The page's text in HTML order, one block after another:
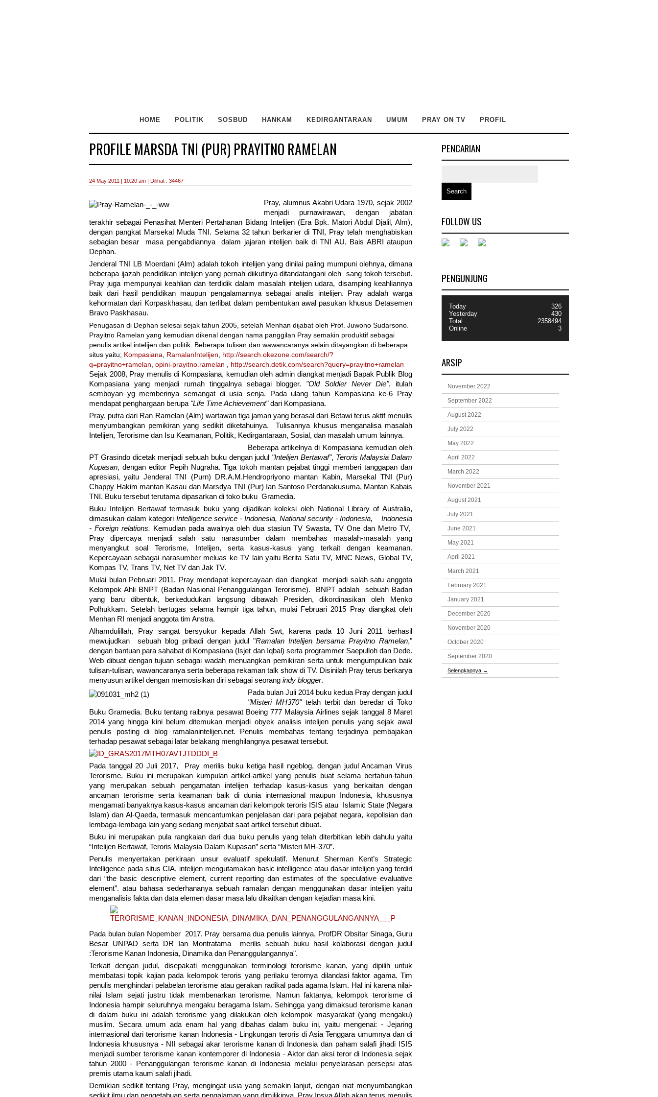
HOME POLITIK SOSBUD HANKAM KEDIRGANTARAAN UMUM PRAY ON TV PROFIL
PROFILE MARSDA TNI (PUR) PRAYITNO RAMELAN
24 May 2011 | 10:20 am | Dilihat : 34467
Pray, alumnus Akabri Udara 1970, sejak 2002
menjadi purnawirawan, dengan jabatan
terakhir sebagai Penasihat Menteri Pertahanan Bidang Intelijen (Era Bpk. Matori Abdul Djalil, Alm),
dengan pangkat Marsekal Muda TNI. Selama 32 tahun berkarier di TNI, Pray telah menghabiskan
sebagian besar masa pengabdiannya dalam jajaran intelijen baik di TNI AU, Bais ABRI ataupun
Dephan.
Jenderal TNI LB Moerdani (Alm) adalah tokoh intelijen yang dinilai paling mumpuni olehnya, dimana
beberapa ijazah pendidikan intelijen yang pernah diikutinya ditandatangani oleh sang tokoh tersebut.
Pray juga mempunyai keahlian dan terdidik dalam masalah intelijen udara, disamping keahliannya
baik dari hasil pendidikan maupun pengalamannya sebagai analis intelijen. Pray adalah warga
kehormatan dari Korpaskhasau, dan terlibat dalam pembentukan awal pasukan khusus Detasemen
Bravo Paskhasau.
Penugasan di Dephan selesai sejak tahun 2005, setelah Menhan dijabat oleh Prof. Juwono Sudarsono.
Prayitno Ramelan yang kemudian dikenal dengan nama panggilan Pray semakin produktif sebagai
penulis artikel intelijen dan politik. Beberapa tulisan dan wawancaranya selain ditayangkan di beberapa
situs yaitu; Kompasiana, RamalanIntelijen, http://search.okezone.com/search/?
q=prayitno+ramelan, opini-prayitno.ramelan , http://search.detik.com/search?query=prayitno+ramelan
Sejak 2008, Pray menulis di Kompasiana, kemudian oleh admin diangkat menjadi Bapak Publik Blog
Kompasiana yang menjadi rumah tinggalnya sebagai blogger. "Old Soldier Never Die", itulah
semboyan yg memberinya semangat di usia senja. Pada ulang tahun Kompasiana ke-6 Pray
mendapat penghargaan berupa "Life Time Achievement"dari Kompasiana.
Pray, putra dari Ran Ramelan (Alm) wartawan tiga jaman yang berasal dari Betawi terus aktif menulis
menyumbangkan pemikiran yang sedikit diketahuinya. Tulisannya khusus menganalisa masalah
Intelijen, Terorisme dan Isu Keamanan, Politik, Kedirgantaraan, Sosial, dan masalah umum lainnya.
Beberapa artikelnya di Kompasiana kemudian oleh
PT Grasindo dicetak menjadi sebuah buku dengan judul "Intelijen Bertawaf", Teroris Malaysia Dalam
Kupasan, dengan editor Pepih Nugraha. Tiga tokoh mantan pejabat tinggi memberi tanggapan dan
apresiasi, yaitu Jenderal TNI (Purn) DR.A.M.Hendropriyono mantan Kabin, Marsekal TNI (Pur)
Chappy Hakim mantan Kasau dan Marsdya TNI (Pur) Ian Santoso Perdanakusuma, Mantan Kabais
TNI. Buku tersebut terutama dipasarkan di toko buku Gramedia.
Buku Intelijen Bertawaf termasuk buku yang dijadikan koleksi oleh National Library of Australia,
dimasukan dalam kategori Intelligence service - Indonesia, National security - Indonesia, Indonesia
- Foreign relations. Kemudian pada awalnya oleh dua stasiun TV Swasta, TV One dan Metro TV,
Pray dipercaya menjadi salah satu narasumber dalam membahas masalah-masalah yang
menyangkut soal Terorisme, Intelijen, serta kasus-kasus yang terkait dengan keamanan.
Kepercayaan sebagai narasumber meluas ke TV lain yaitu Berita Satu TV, MNC News, Global TV,
Kompas TV, Trans TV, Net TV dan Jak TV.
Mulai bulan Pebruari 2011, Pray mendapat kepercayaan dan diangkat menjadi salah satu anggota
Kelompok Ahli BNPT (Badan Nasional Penanggulangan Terorisme). BNPT adalah sebuah Badan
yang baru dibentuk, berkedudukan langsung dibawah Presiden, dikordinasikan oleh Menko
Polhukkam. Setelah bertugas selama hampir tiga tahun, mulai Februari 2015 Pray diangkat oleh
Menhan RI menjadi anggota tim Anstra.
Alhamdulillah, Pray sangat bersyukur kepada Allah Swt, karena pada 10 Juni 2011 berhasil
mewujudkan sebuah blog pribadi dengan judul "Ramalan Intelijen bersama Prayitno Ramelan,"
dengan bantuan para sahabat di Kompasiana (Isjet dan Iqbal) serta programmer Saepulloh dan Dede.
Web dibuat dengan tujuan sebagai wadah menuangkan pemikiran serta untuk mengumpulkan baik
tulisan-tulisan, wawancaranya serta beberapa rekaman talk show di TV. Disinilah Pray terus berkarya
menyusun artikel dengan memosisikan diri sebagai seorang indy blogger.
Pada bulan Juli 2014 buku kedua Pray dengan judul
"Misteri MH370"telah terbit dan beredar di Toko
Buku Gramedia. Buku tentang raibnya pesawat Boeing 777 Malaysia Airlines sejak tanggal 8 Maret
2014 yang hingga kini belum ditemukan menjadi obyek analisis intelijen penulis yang sejak awal
penulis posting di blog ramalanintelijen.net. Penulis membahas tentang terjadinya pembajakan
terhadap pesawat sebagai latar belakang menghilangnya pesawat tersebut.
Pada tanggal 20 Juli 2017, Pray merilis buku ketiga hasil ngeblog, dengan judul Ancaman Virus
Terorisme. Buku ini merupakan kumpulan artikel-artikel yang penulis buat selama bertahun-tahun
yang merupakan sebuah pengamatan intelijen terhadap kasus-kasus yang berkaitan dengan
ancaman terorisme serta keamanan baik di dunia internasional maupun Indonesia, khususnya
mengamati banyaknya kasus-kasus ancaman dari kelompok teroris ISIS atau Islamic State (Negara
Islam) dan Al-Qaeda, termasuk mencantumkan penjelasan dari para pejabat negara, kepolisian dan
lembaga-lembaga lain yang sedang menjabat saat artikel tersebut dibuat.
Buku ini merupakan pula rangkaian dari dua buku penulis yang telah diterbitkan lebih dahulu yaitu
“Intelijen Bertawaf, Teroris Malaysia Dalam Kupasan” serta “Misteri MH-370”.
Penulis menyertakan perkiraan unsur evaluatif spekulatif. Menurut Sherman Kent’s Strategic
Intelligence pada situs CIA, intelijen mengutamakan basic intelligence atau dasar intelijen yang terdiri
dari “the basic descriptive element, current reporting dan estimates of the speculative evaluative
element”. atau bahasa sederhananya sebuah ramalan dengan menggunakan dasar intelijen yaitu
menganalisis fakta dan data elemen dasar masa lalu dikaitkan dengan kejadian masa kini.
Pada bulan bulan Nopember 2017, Pray bersama dua penulis lainnya, ProfDR Obsitar Sinaga, Guru
Besar UNPAD serta DR Ian Montratama merilis sebuah buku hasil kolaborasi dengan judul
:Terorisme Kanan Indonesia, Dinamika dan Penanggulangannya".
Terkait dengan judul, disepakati menggunakan terminologi terorisme kanan, yang dipilih untuk
membatasi topik kajian pada kelompok teroris yang perilaku terornya dilandasi faktor agama. Tim
penulis menghindari pelabelan terorisme atau gerakan radikal pada agama Islam. Hal ini karena nilai-
nilai Islam sejati justru tidak membenarkan terorisme. Namun faktanya, kelompok terorisme di
Indonesia hampir seluruhnya mengaku beragama Islam. Sehingga yang dimaksud terorisme kanan
di dalam buku ini adalah terorisme yang dilakukan oleh kelompok masyarakat (yang mengaku)
muslim. Secara umum ada enam hal yang dibahas dalam buku ini, yaitu mengenai: - Jejaring
internasional dari terorisme kanan Indonesia - Lingkungan teroris di Asia Tenggara umumnya dan di
Indonesia khususnya - NII sebagai akar terorisme kanan di Indonesia dan paham salafi jihadi ISIS
menjadi sumber terorisme kanan kontemporer di Indonesia - Aktor dan aksi teror di Indonesia sejak
tahun 2000 - Penanggulangan terorisme kanan di Indonesia melalui penyelarasan persepsi atas
premis utama kaum salafi jihadi.
Demikian sedikit tentang Pray, mengingat usia yang semakin lanjut, dengan niat menyumbangkan
PENCARIAN
FOLLOW US
PENGUNJUNG
Today
Yesterday
Total
Online
326
430
2358494
3
ARSIP
November 2022
September 2022
August 2022
July 2022
May 2022
April 2022
March 2022
November 2021
August 2021
July 2021
June 2021
May 2021
April 2021
March 2021
February 2021
January 2021
December 2020
November 2020
October 2020
September 2020
Selengkapnya →